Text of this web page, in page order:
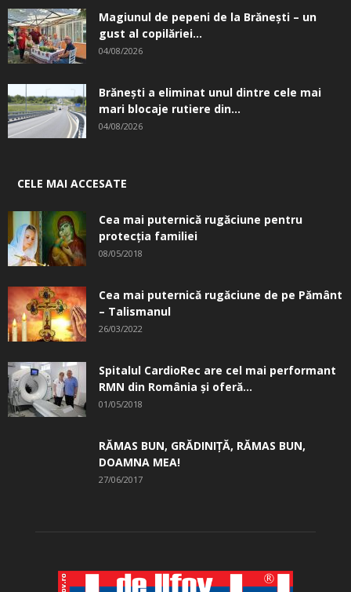
Magiunul de pepeni de la Brăneşti – un
gust al copilăriei...
04/08/2026
Brănești a eliminat unul dintre cele mai
mari blocaje rutiere din...
04/08/2026
CELE MAI ACCESATE
Cea mai puternică rugăciune pentru
protecția familiei
08/05/2018
Cea mai puternică rugăciune de pe Pământ
– Talismanul
26/03/2022
Spitalul CardioRec are cel mai performant
RMN din România și oferă...
01/05/2018
RĂMAS BUN, GRĂDINIŢĂ, ­RĂMAS BUN,
DOAMNA MEA!
27/06/2017